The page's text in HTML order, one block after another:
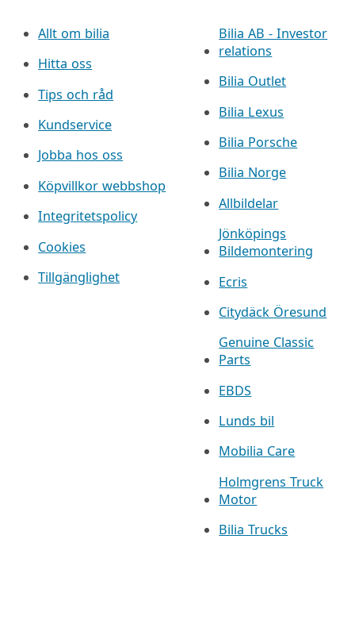
Allt om bilia
Hitta oss
Tips och råd
Kundservice
Jobba hos oss
Köpvillkor webbshop
Integritetspolicy
Cookies
Tillgänglighet
Bilia AB - Investor
relations
Bilia Outlet
Bilia Lexus
Bilia Porsche
Bilia Norge
Allbildelar
Jönköpings
Bildemontering
Ecris
Citydäck Öresund
Genuine Classic
Parts
EBDS
Lunds bil
Mobilia Care
Holmgrens Truck
Motor
Bilia Trucks